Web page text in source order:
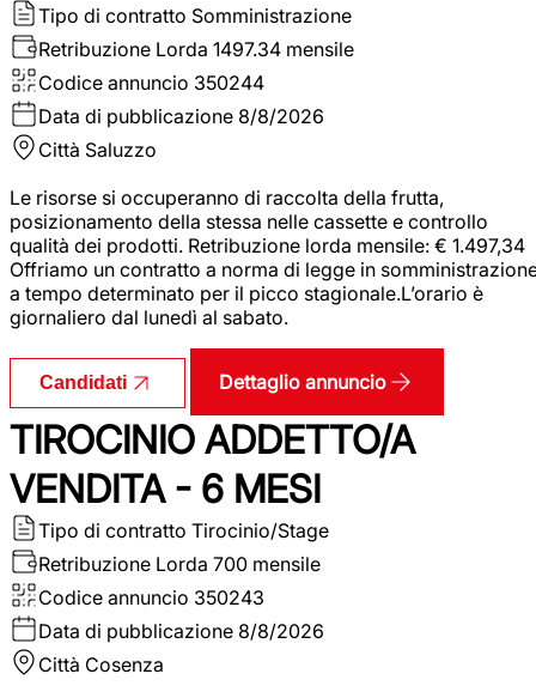
Tipo di contratto Somministrazione
Retribuzione Lorda 1497.34 mensile
Codice annuncio 350244
Data di pubblicazione 8/8/2026
Città Saluzzo
Le risorse si occuperanno di raccolta della frutta,
posizionamento della stessa nelle cassette e controllo
qualità dei prodotti. Retribuzione lorda mensile: € 1.497,34
Offriamo un contratto a norma di legge in
a tempo determinato per il picco stagionale.L’orario è
giornaliero dal lunedì al sabato.
Candidati Dettaglio annuncio
TIROCINIO ADDETTO/A
VENDITA - 6 MESI
Tipo di contratto Tirocinio/Stage
Retribuzione Lorda 700 mensile
Codice annuncio 350243
Data di pubblicazione 8/8/2026
Città Cosenza